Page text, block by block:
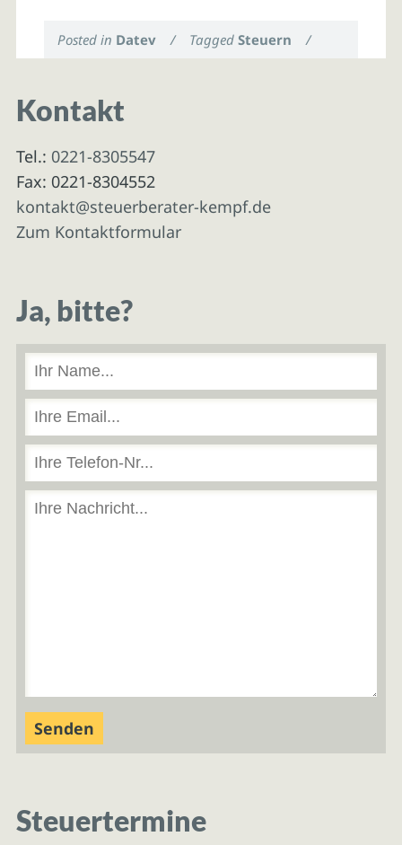
Posted in Datev / TaggedSteuern /
Kontakt
Tel.: 0221-8305547
Fax: 0221-8304552
kontakt@steuerberater-kempf.de
Zum Kontaktformular
Ja, bitte?
Steuertermine